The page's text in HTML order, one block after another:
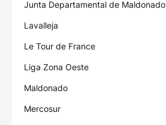
Junta Departamental de Maldonado
Lavalleja
Le Tour de France
Liga Zona Oeste
Maldonado
Mercosur